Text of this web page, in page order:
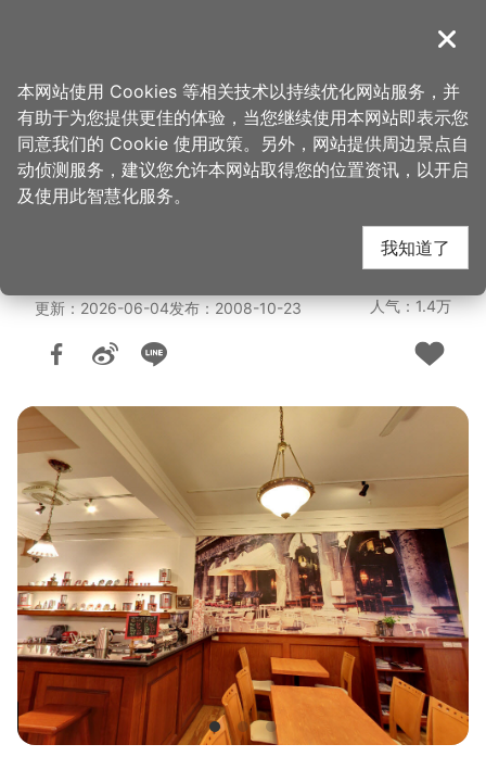
導覽
首页 > 想去的地方 > 美食、购物 > 美食快搜
快乐天堂自家烘焙咖啡
馆
更新：2026-06-04发布：2008-10-23 人气：1.4万
关闭
本网站使用 Cookies 等相关技术以持续优化网站服务，并
有助于为您提供更佳的体验，当您继续使用本网站即表示您
同意我们的 Cookie 使用政策。另外，网站提供周边景点自
动侦测服务，建议您允许本网站取得您的位置资讯，以开启
及使用此智慧化服务。
我知道了